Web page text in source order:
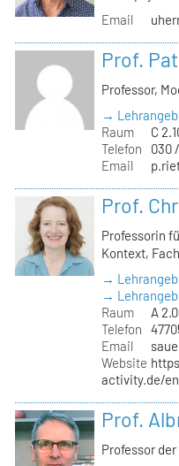
Email
Prof.
Professor,
→
Raum
C
Telefon
030
Email
Prof.
Professorin
Kontext,
→
→
Raum
A
Telefon
Email
Website
activity.de/
Prof.
Professor